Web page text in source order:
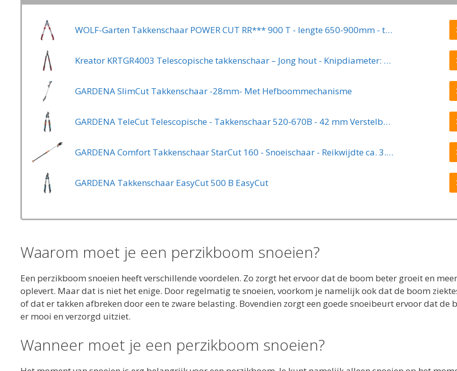
WOLF-Garten Takkenschaar POWER CUT RR*** 900 T - lengte 650-900mm - telescoop - aluminium hefboomarmen - 4x meer kracht - messpanning instelbaar
Kreator KRTGR4003 Telescopische takkenschaar – Jong hout - Knipdiameter: Ø34 mm
GARDENA SlimCut Takkenschaar -28mm- Met Hefboommechanisme
GARDENA TeleCut Telescopische - Takkenschaar 520-670B - 42 mm Verstelbare Lengte
GARDENA Comfort Takkenschaar StarCut 160 - Snoeischaar - Reikwijdte ca. 3.5 m - Max Knipdiameter 32 mm
GARDENA Takkenschaar EasyCut 500 B EasyCut
Waarom moet je een perzikboom snoeien?
Een perzikboom snoeien heeft verschillende voordelen. Zo zorgt het ervoor dat de boom beter groeit en
oplevert. Maar dat is niet het enige. Door regelmatig te snoeien, voorkom je namelijk ook dat de boom
of dat er takken afbreken door een te zware belasting. Bovendien zorgt een goede snoeibeurt ervoor dat de
er mooi en verzorgd uitziet.
Wanneer moet je een perzikboom snoeien?